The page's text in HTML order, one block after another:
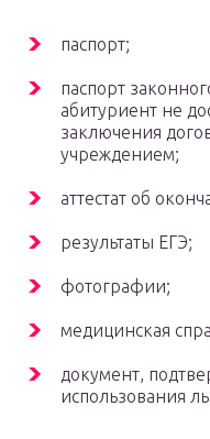
паспорт;
паспорт
абитуриент не
заключения
учреждением;
аттестат об
результаты ЕГЭ;
фотографии;
медицинская
документ,
использования